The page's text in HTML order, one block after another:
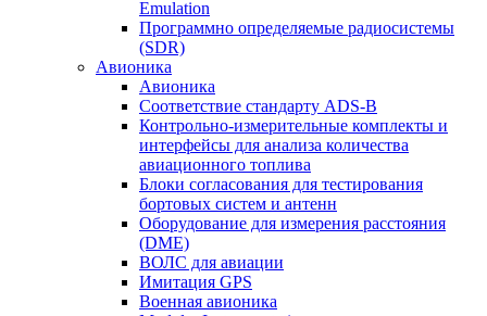
Emulation
Программно определяемые радиосистемы
(SDR)
Авионика
Авионика
Соответствие стандарту ADS-B
Контрольно-измерительные комплекты и
интерфейсы для анализа количества
авиационного топлива
Блоки согласования для тестирования
бортовых систем и антенн
Оборудование для измерения расстояния
(DME)
ВОЛС для авиации
Имитация GPS
Военная авионика